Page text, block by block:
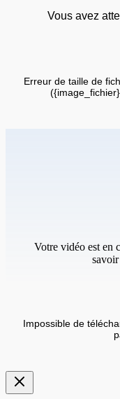
Vous avez
Erreur de taille de
Votre vidéo est en
Impossible de